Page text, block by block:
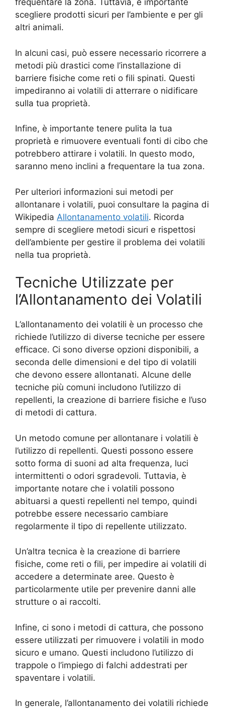
frequentare la zona. Tuttavia, è importante
scegliere prodotti sicuri per l’ambiente e per gli
altri animali.
In alcuni casi, può essere necessario ricorrere a
metodi più drastici come l’installazione di
barriere fisiche come reti o fili spinati. Questi
impediranno ai volatili di atterrare o nidificare
sulla tua proprietà.
Infine, è importante tenere pulita la tua
proprietà e rimuovere eventuali fonti di cibo che
potrebbero attirare i volatili. In questo modo,
saranno meno inclini a frequentare la tua zona.
Per ulteriori informazioni sui metodi per
allontanare i volatili, puoi consultare la pagina di
Wikipedia Allontanamento volatili. Ricorda
sempre di scegliere metodi sicuri e rispettosi
dell’ambiente per gestire il problema dei volatili
nella tua proprietà.
Tecniche Utilizzate per
l’Allontanamento dei Volatili
L’allontanamento dei volatili è un processo che
richiede l’utilizzo di diverse tecniche per essere
efficace. Ci sono diverse opzioni disponibili, a
seconda delle dimensioni e del tipo di volatili
che devono essere allontanati. Alcune delle
tecniche più comuni includono l’utilizzo di
repellenti, la creazione di barriere fisiche e l’uso
di metodi di cattura.
Un metodo comune per allontanare i volatili è
l’utilizzo di repellenti. Questi possono essere
sotto forma di suoni ad alta frequenza, luci
intermittenti o odori sgradevoli. Tuttavia, è
importante notare che i volatili possono
abituarsi a questi repellenti nel tempo, quindi
potrebbe essere necessario cambiare
regolarmente il tipo di repellente utilizzato.
Un’altra tecnica è la creazione di barriere
fisiche, come reti o fili, per impedire ai volatili di
accedere a determinate aree. Questo è
particolarmente utile per prevenire danni alle
strutture o ai raccolti.
Infine, ci sono i metodi di cattura, che possono
essere utilizzati per rimuovere i volatili in modo
sicuro e umano. Questi includono l’utilizzo di
trappole o l’impiego di falchi addestrati per
spaventare i volatili.
In generale, l’allontanamento dei volatili richiede